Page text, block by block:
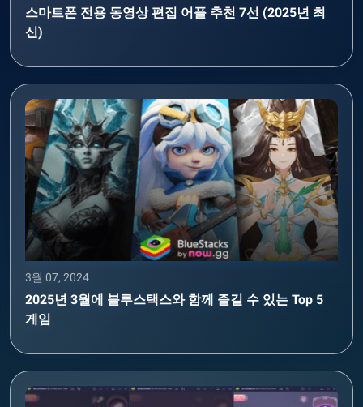
스마트폰 전용 동영상 편집 어플 추천 7선 (2025년 최
신)
3월 07, 2024
2025년 3월에 블루스택스와 함께 즐길 수 있는 Top 5
게임